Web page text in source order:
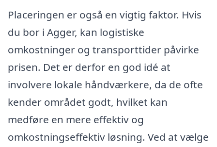
Placeringen er også en vigtig faktor. Hvis
du bor i Agger, kan logistiske
omkostninger og transporttider påvirke
prisen. Det er derfor en god idé at
involvere lokale håndværkere, da de ofte
kender området godt, hvilket kan
medføre en mere effektiv og
omkostningseffektiv løsning. Ved at vælge